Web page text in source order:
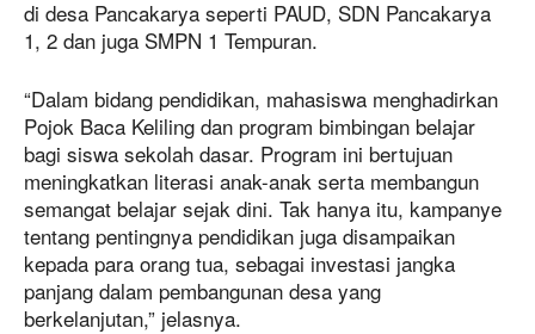
di desa Pancakarya seperti PAUD, SDN Pancakarya
1, 2 dan juga SMPN 1 Tempuran.
“Dalam bidang pendidikan, mahasiswa menghadirkan
Pojok Baca Keliling dan program bimbingan belajar
bagi siswa sekolah dasar. Program ini bertujuan
meningkatkan literasi anak-anak serta membangun
semangat belajar sejak dini. Tak hanya itu, kampanye
tentang pentingnya pendidikan juga disampaikan
kepada para orang tua, sebagai investasi jangka
panjang dalam pembangunan desa yang
berkelanjutan,” jelasnya.